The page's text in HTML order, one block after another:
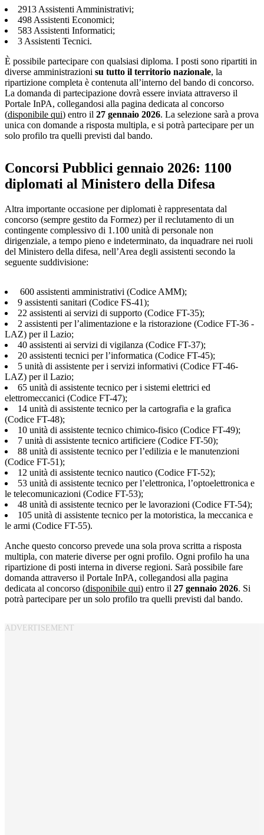
2913 Assistenti Amministrativi;
498 Assistenti Economici;
583 Assistenti Informatici;
3 Assistenti Tecnici.
È possibile partecipare con qualsiasi diploma. I posti sono ripartiti in
diverse amministrazioni su tutto il territorio nazionale, la
ripartizione completa è contenuta all’interno del bando di concorso.
La domanda di partecipazione dovrà essere inviata attraverso il
Portale InPA, collegandosi alla pagina dedicata al concorso
(disponibile qui) entro il 27 gennaio 2026. La selezione sarà a prova
unica con domande a risposta multipla, e si potrà partecipare per un
solo profilo tra quelli previsti dal bando.
Concorsi Pubblici gennaio 2026: 1100
diplomati al Ministero della Difesa
Altra importante occasione per diplomati è rappresentata dal
concorso (sempre gestito da Formez) per il reclutamento di un
contingente complessivo di 1.100 unità di personale non
dirigenziale, a tempo pieno e indeterminato, da inquadrare nei ruoli
del Ministero della difesa, nell’Area degli assistenti secondo la
seguente suddivisione:
600 assistenti amministrativi (Codice AMM);
9 assistenti sanitari (Codice FS-41);
22 assistenti ai servizi di supporto (Codice FT-35);
2 assistenti per l’alimentazione e la ristorazione (Codice FT-36 -
LAZ) per il Lazio;
40 assistenti ai servizi di vigilanza (Codice FT-37);
20 assistenti tecnici per l’informatica (Codice FT-45);
5 unità di assistente per i servizi informativi (Codice FT-46-
LAZ) per il Lazio;
65 unità di assistente tecnico per i sistemi elettrici ed
elettromeccanici (Codice FT-47);
14 unità di assistente tecnico per la cartografia e la grafica
(Codice FT-48);
10 unità di assistente tecnico chimico-fisico (Codice FT-49);
7 unità di assistente tecnico artificiere (Codice FT-50);
88 unità di assistente tecnico per l’edilizia e le manutenzioni
(Codice FT-51);
12 unità di assistente tecnico nautico (Codice FT-52);
53 unità di assistente tecnico per l’elettronica, l’optoelettronica e
le telecomunicazioni (Codice FT-53);
48 unità di assistente tecnico per le lavorazioni (Codice FT-54);
105 unità di assistente tecnico per la motoristica, la meccanica e
le armi (Codice FT-55).
Anche questo concorso prevede una sola prova scritta a risposta
multipla, con materie diverse per ogni profilo. Ogni profilo ha una
ripartizione di posti interna in diverse regioni. Sarà possibile fare
domanda attraverso il Portale InPA, collegandosi alla pagina
dedicata al concorso (disponibile qui) entro il 27 gennaio 2026. Si
potrà partecipare per un solo profilo tra quelli previsti dal bando.